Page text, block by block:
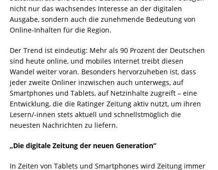
nicht nur das wachsendes Interesse an der digitalen
Ausgabe, sondern auch die zunehmende Bedeutung von
Online-Inhalten für die Region.
Der Trend ist eindeutig: Mehr als 90 Prozent der Deutschen
sind heute online, und mobiles Internet treibt diesen
Wandel weiter voran. Besonders hervorzuheben ist, dass
jeder zweite Onliner inzwischen auch unterwegs, auf
Smartphones und Tablets, auf Netzinhalte zugreift – eine
Entwicklung, die die Ratinger Zeitung aktiv nutzt, um ihren
Lesern/-innen stets aktuell und schnellstmöglich die
neuesten Nachrichten zu liefern.
„Die digitale Zeitung der neuen Generation“
In Zeiten von Tablets und Smartphones wird Zeitung immer